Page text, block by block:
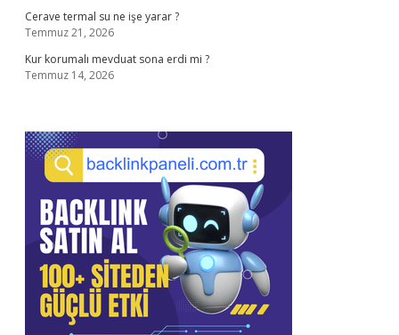
Cerave termal su ne işe yarar ?
Temmuz 21, 2026
Kur korumalı mevduat sona erdi mi ?
Temmuz 14, 2026